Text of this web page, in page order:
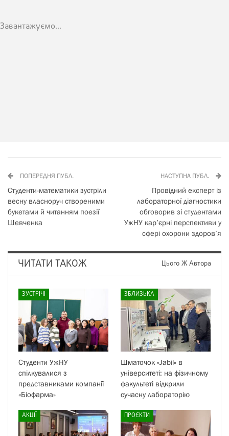
Завантажуємо...
ПОПЕРЕДНЯ ПУБЛ.
Студенти-математики зустріли
весну власноруч створеними
букетами й читанням поезії
Шевченка
НАСТУПНА ПУБЛ.
Провідний експерт із
лабораторної діагностики
обговорив зі студентами
УжНУ кар’єрні перспективи у
сфері охорони здоров’я
ЧИТАТИ ТАКОЖ Цього Ж Автора
ЗУСТРІЧІ
Студенти УжНУ
спілкувалися з
представниками компанії
«Біофарма»
ЗБЛИЗЬКА
Шматочок «Jabil» в
університеті: на фізичному
факультеті відкрили
сучасну лабораторію
АКЦІЇ ПРОЄКТИ